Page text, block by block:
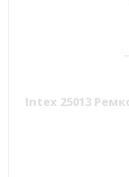
Intex 25013